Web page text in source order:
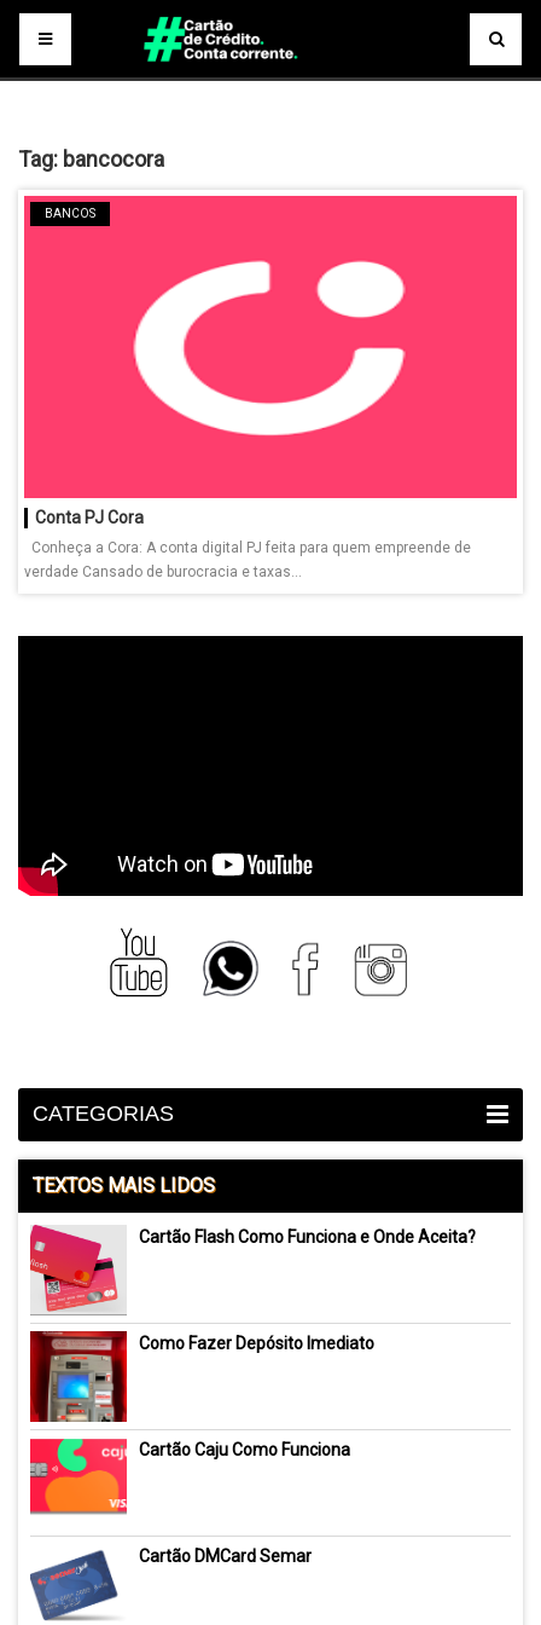
Tag: bancocora
BANCOS
Conta PJ Cora
Conheça a Cora: A conta digital PJ feita para quem empreende de
verdade Cansado de burocracia e taxas...
CATEGORIAS
TEXTOS MAIS LIDOS
Cartão Flash Como Funciona e Onde Aceita?
Como Fazer Depósito Imediato
Cartão Caju Como Funciona
Cartão DMCard Semar